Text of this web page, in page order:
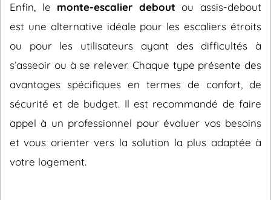
Enfin, le monte-escalier debout ou assis-debout
est une alternative idéale pour les escaliers étroits
ou pour les utilisateurs ayant des difficultés à
s’asseoir ou à se relever. Chaque type présente des
avantages spécifiques en termes de confort, de
sécurité et de budget. Il est recommandé de faire
appel à un professionnel pour évaluer vos besoins
et vous orienter vers la solution la plus adaptée à
votre logement.